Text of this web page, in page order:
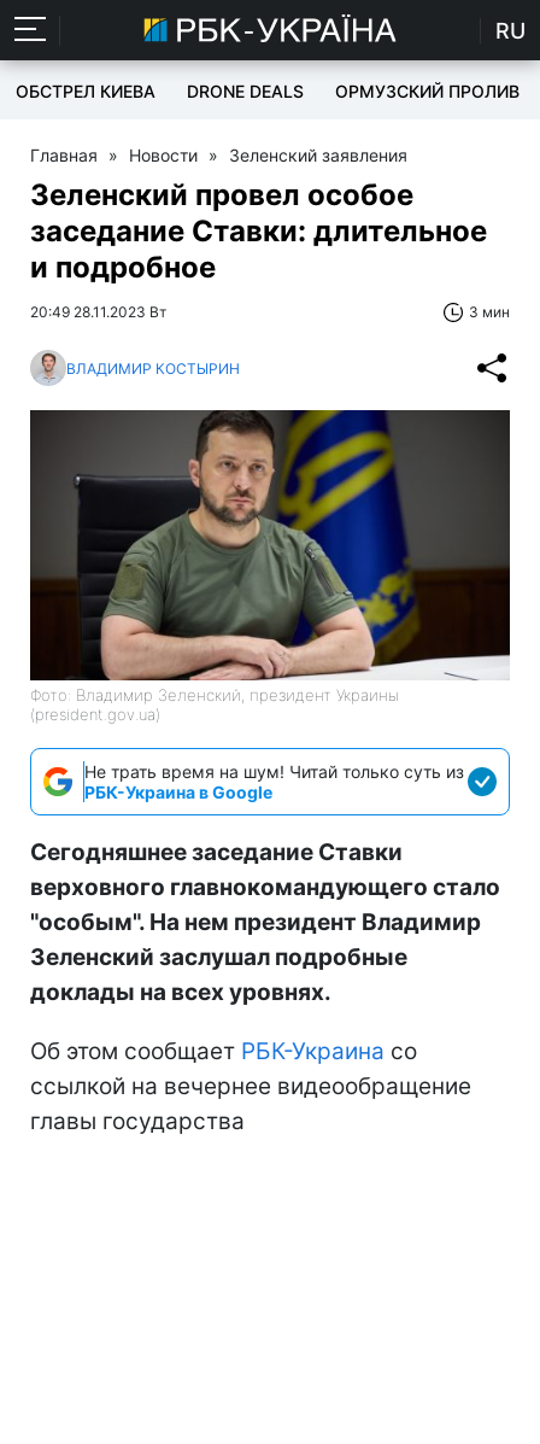
RU
ОБСТРЕЛ КИЕВА DRONE DEALS ОРМУЗСКИЙ ПРОЛИВ
Главная » Новости » Зеленский заявления
Зеленский провел особое
заседание Ставки: длительное
и подробное
20:49 28.11.2023 Вт 3 мин
ВЛАДИМИР КОСТЫРИН
Фото: Владимир Зеленский, президент Украины
(president.gov.ua)
Не трать время на шум! Читай только суть из
РБК-Украина в Google
Сегодняшнее заседание Ставки
верховного главнокомандующего стало
"особым". На нем президент Владимир
Зеленский заслушал подробные
доклады на всех уровнях.
Об этом сообщает РБК-Украина со
ссылкой на вечернее видеообращение
главы государства